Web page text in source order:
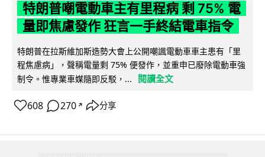
特朗普嘲電動車主有里程病 剩 75% 電
量即焦慮發作 狂言一手終結電車指令
特朗普在拉斯維加斯造勢大會上公開嘲諷電動車車主患有「里
程焦慮病」，聲稱電量剩 75% 便發作，並重申已廢除電動車強
制令。惟專業車媒隨即反駁，...
閱讀全文
608 270 ↗ 分享